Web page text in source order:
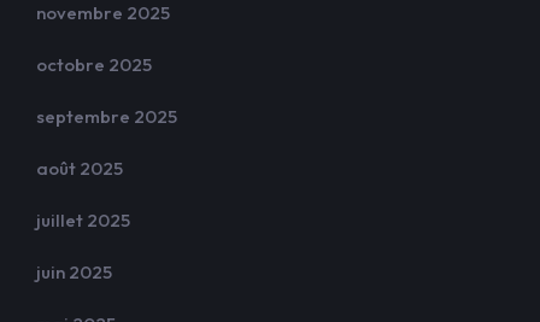
novembre 2025
octobre 2025
septembre 2025
août 2025
juillet 2025
juin 2025